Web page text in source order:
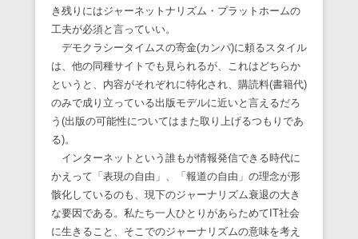
き残りにはジャーネットナリズム・プラットホームの
工夫が必須と言っていい。
デモクラシータイムスの寄金(カンパ)に頼るスタイル
は、他の同種サイトでも見られるが、これはどちらか
というと、内容がそれぞれに特化され、購読料(書籍代)
のみで成り立っている出版モデルに近いと言えるだろ
う(出版の可能性についてはまた取り上げるつもりであ
る)。
インターネットという誰もが情報発信できる時代に
かえって「表現の自由」、「報道の自由」の理念が形
骸化しているのも、現下のジャーナリズム衰退の大き
な要因である。私たち一人ひとりがあらためてIT社会
に生きること、そこでのジャーナリズムの意味を考え